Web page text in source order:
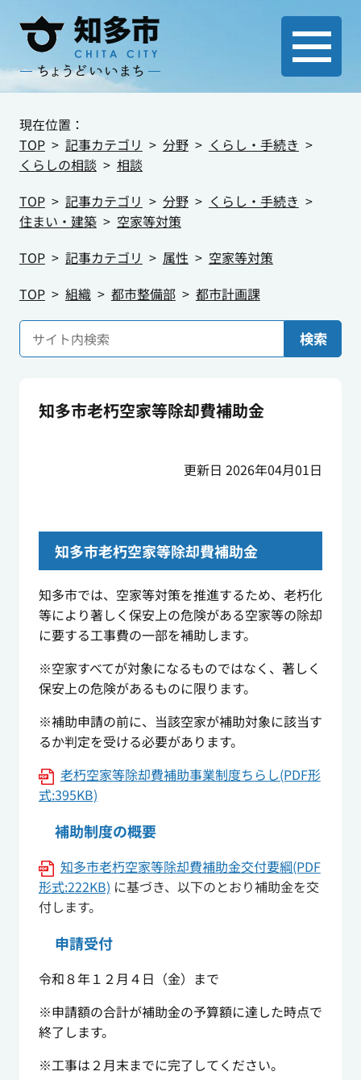
現在位置：
TOP
記事カテゴリ 分野
くらし・手続き
くらしの相談
相談
TOP
記事カテゴリ 分野
くらし・手続き
住まい・建築
空家等対策
TOP
記事カテゴリ 属性
空家等対策
TOP
組織 都市整備部 都市計画課
検索
知多市老朽空家等除却費補助金
更新日 2026年04月01日
知多市老朽空家等除却費補助金
知多市では、空家等対策を推進するため、老朽化
等により著しく保安上の危険がある空家等の除却
に要する工事費の一部を補助します。
※空家すべてが対象になるものではなく、著しく
保安上の危険があるものに限ります。
※補助申請の前に、当該空家が補助対象に該当す
るか判定を受ける必要があります。
老朽空家等除却費補助事業制度ちらし(PDF形
式:395KB)
補助制度の概要
知多市老朽空家等除却費補助金交付要綱(PDF
形式:222KB) に基づき、以下のとおり補助金を交
付します。
申請受付
令和８年１２月４日（金）まで
※申請額の合計が補助金の予算額に達した時点で
終了します。
※工事は２月末までに完了してください。